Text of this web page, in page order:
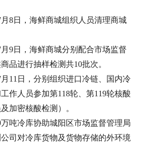
月8日，海鲜商城组织人员清理商城
9日，海鲜商城分别配合市场监督
品进行抽样检测共10批次。
11日，分别组织进口冷链、国内冷
作人员参加第118轮、第119轮核酸
加密核酸检测）。
万吨冷库协助城阳区市场监督管理局
司对冷库货物及货物存储的外环境